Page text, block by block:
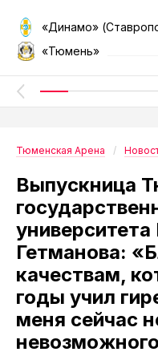
«Динамо»
«Тюмень»
Тюменская Арена
Выпускница
университета
Гетманова:
качествам,
годы учил
меня сейчас